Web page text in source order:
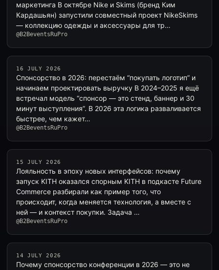
маркетинга В октябре Nike и Skims (бренд Ким
Кардашьян) запустили совместный проект NikeSkims
— коллекцию одежды и аксессуары для тр…
@B2BeventsRuPro
16 JULY 2026
Спонсорство в 2026: перестаём “покупать логотип” и
начинаем проектировать выручку В 2024–2025 я ещё
встречал модель “спонсор — это стенд, баннер и 30
минут выступления”. В 2026 эта логика разваливается
быстрее, чем кажет…
@B2BeventsRuPro
15 JULY 2026
Лояльность в эпоху новых интерфейсов: почему
запуск KITH оказался спорным KITH в подкасте Future
Commerce разбирали как пример того, что
происходит, когда меняется технология, а вместе с
ней — и контекст покупки. Задача …
@B2BeventsRuPro
14 JULY 2026
Почему спонсорство конференции в 2026 — это не